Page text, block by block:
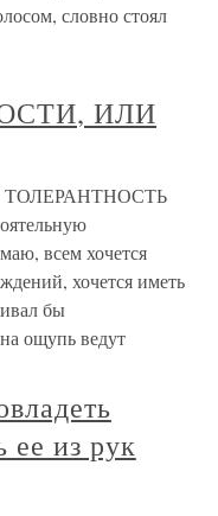
словно стоял
ИЛИ
всем хочется
хочется иметь
бы
ощупь ведут
ее из рук